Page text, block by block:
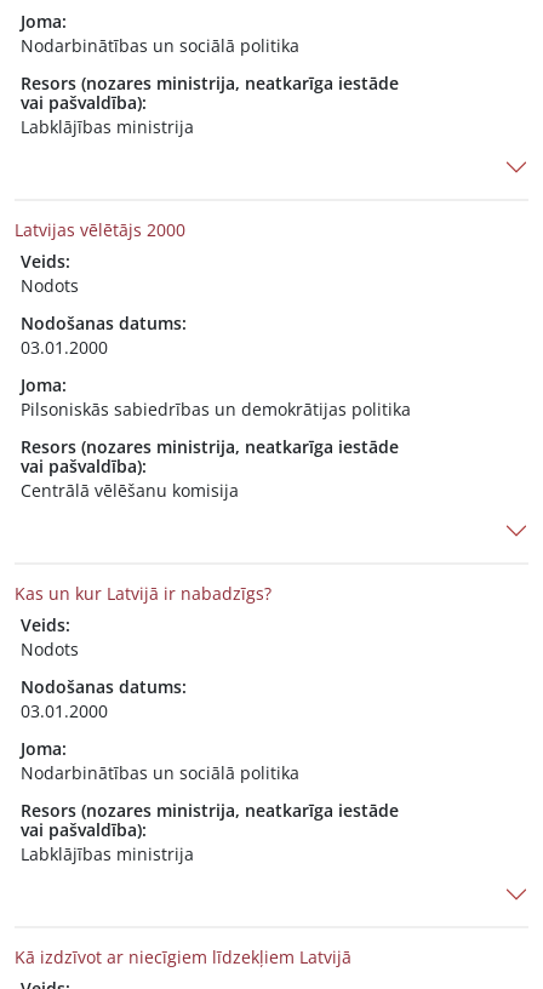
Joma:
Nodarbinātības un sociālā politika
Resors (nozares ministrija, neatkarīga iestāde
vai pašvaldība):
Labklājības ministrija
Latvijas vēlētājs 2000
Veids:
Nodots
Nodošanas datums:
03.01.2000
Joma:
Pilsoniskās sabiedrības un demokrātijas politika
Resors (nozares ministrija, neatkarīga iestāde
vai pašvaldība):
Centrālā vēlēšanu komisija
Kas un kur Latvijā ir nabadzīgs?
Veids:
Nodots
Nodošanas datums:
03.01.2000
Joma:
Nodarbinātības un sociālā politika
Resors (nozares ministrija, neatkarīga iestāde
vai pašvaldība):
Labklājības ministrija
Kā izdzīvot ar niecīgiem līdzekļiem Latvijā